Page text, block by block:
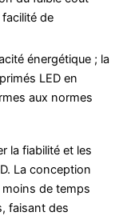
de
énergétique ; la
LED en
aux normes
la fiabilité et les
La conception
de temps
faisant des